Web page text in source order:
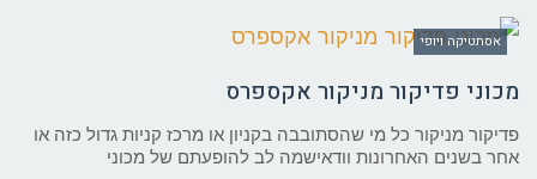
אסתטיקה ויופי
מכוני פדיקור מניקור אקספרס
פדיקור מניקור כל מי שהסתובבה בקניון או מרכז קניות גדול כזה או
אחר בשנים האחרונות וודאישמה לב להופעתם של מכוני